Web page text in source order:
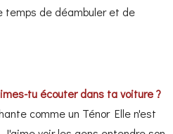
temps de déambuler et de
tu écouter dans ta voiture ?
comme un Ténor Elle n'est